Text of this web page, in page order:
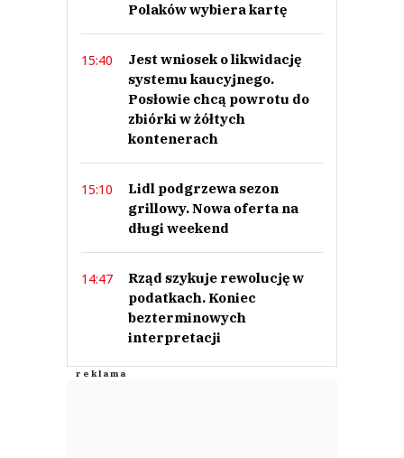
Polaków wybiera kartę
15:40
Jest wniosek o likwidację
systemu kaucyjnego.
Posłowie chcą powrotu do
zbiórki w żółtych
kontenerach
15:10
Lidl podgrzewa sezon
grillowy. Nowa oferta na
długi weekend
14:47
Rząd szykuje rewolucję w
podatkach. Koniec
bezterminowych
interpretacji